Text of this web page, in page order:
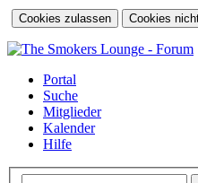
Portal
Suche
Mitglieder
Kalender
Hilfe